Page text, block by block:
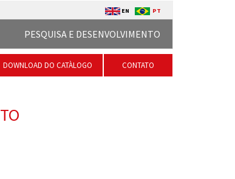
EN PT
PESQUISA E DESENVOLVIMENTO
DOWNLOAD DO CATÀLOGO CONTATO